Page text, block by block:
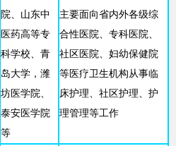
院、山东中
医药高等专
科学校、青
岛大学，潍
坊医学院、
泰安医学院
等
主要面向省内外各级综
合性医院、专科医院、
社区医院、妇幼保健院
等医疗卫生机构从事临
床护理、社区护理、护
理管理等工作